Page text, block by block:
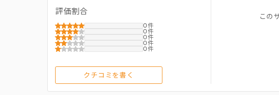
評価割合
0
0
0
0
0
クチコミを書く
この